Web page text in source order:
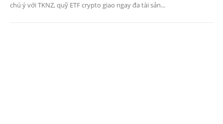
chú ý với TKNZ, quỹ ETF crypto giao ngay đa tài sản...